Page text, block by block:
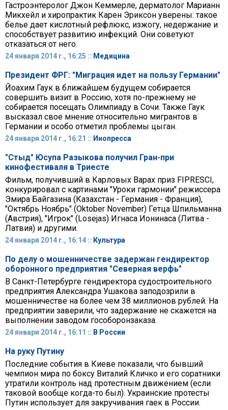
Гастроэнтеролог Джон Кеммерле, дерматолог Марианн
Микхейл и хиропрактик Карен Эриксон уверены: такое
белье дает кислотный рефлюкс, изжогу, недержание и
способствует развитию инфекций. Они советуют
отказаться от него.
24 января 2014 г., 16:25 :: Медицина
Президент ФРГ: "Миграция идет на пользу Германии"
Йоахим Гаук в ближайшем будущем собирается
совершить визит в Россию, хотя по-прежнему не
собирается посещать Олимпиаду в Сочи. Также Гаук
высказал свое мнение относительно мигрантов в
Германии и особо отметил проблемы цыган.
24 января 2014 г., 16:21 :: Инопресса
"Стыд" Юсупа Разыкова получил Гран-при
кинофестиваля в Триесте
Фильм, получивший в Карловых Варах приз FIPRESCI,
конкурировал с картинами "Уроки гармонии" режиссера
Эмира Байгазина (Казахстан - Германия - Франция),
"Октябрь Ноябрь" (Oktober November) Гетца Шпильманна
(Австрия), "Игрок" (Losejas) Игнаса Ионинаса (Литва -
Латвия) и другими.
24 января 2014 г., 16:14 :: Культура
По делу о мошенничестве задержан гендиректор
оборонного предприятия "Северная верфь"
В Санкт-Петербурге гендиректора судостроительного
предприятия Александра Ушакова заподозрили в
мошенничестве на более чем 38 миллионов рублей. На
предприятии заверили, что задержание не скажется на
выполнении заводом гособоронзаказа.
24 января 2014 г., 16:11 :: В России
На руку Путину
Последние события в Киеве показали, что бывший
чемпион мира по боксу Виталий Кличко и его соратники
утратили контроль над протестным движением (если
таковой вообще когда-то был). Украинские протесты
Путин использует для закручивания гаек в России.